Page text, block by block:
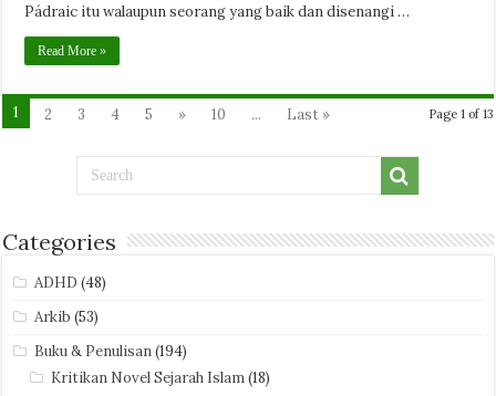
Pádraic itu walaupun seorang yang baik dan disenangi …
Read More »
Page 1 of 13
1 2 3 4 5 » 10 ... Last »
Categories
ADHD (48)
Arkib (53)
Buku & Penulisan(194)
Kritikan Novel Sejarah Islam(18)